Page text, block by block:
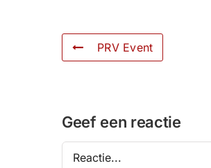
PRV Event
Geef een reactie
Reactie